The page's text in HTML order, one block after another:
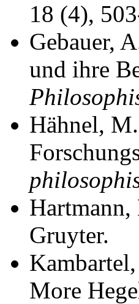
18 (4),
Gebauer,
und ihre
Hähnel,
Gruyter.
More